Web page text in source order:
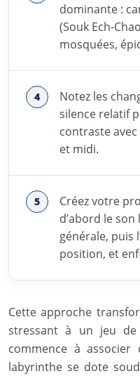
dominante :
(Souk Ech-
mosquées,
Notez les
silence relatif
contraste avec
et midi.
Créez votre
d’abord le
générale, puis
position, et
Cette approche
stressant à un jeu de
commence à
labyrinthe se dote